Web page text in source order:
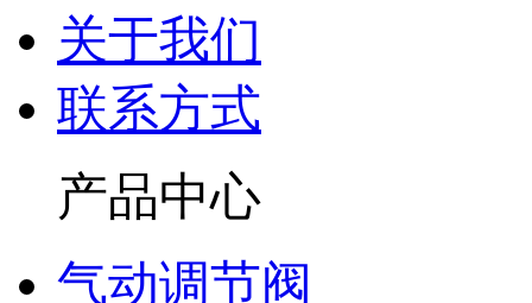
关于我们
联系方式
产品中心
气动调节阀